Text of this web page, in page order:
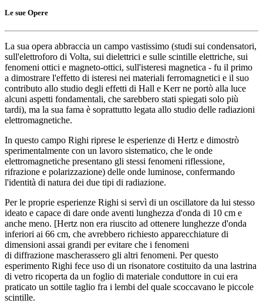
Le sue Opere
La sua opera abbraccia un campo vastissimo (studi sui condensatori,
sull'elettroforo di Volta, sui dielettrici e sulle scintille elettriche, sui
fenomeni ottici e magneto-ottici, sull'isteresi magnetica - fu il primo
a dimostrare l'effetto di isteresi nei materiali ferromagnetici e il suo
contributo allo studio degli effetti di Hall e Kerr ne portò alla luce
alcuni aspetti fondamentali, che sarebbero stati spiegati solo più
tardi), ma la sua fama è soprattutto legata allo studio delle radiazioni
elettromagnetiche.
In questo campo Righi riprese le esperienze di Hertz e dimostrò
sperimentalmente con un lavoro sistematico, che le onde
elettromagnetiche presentano gli stessi fenomeni riflessione,
rifrazione e polarizzazione) delle onde luminose, confermando
l'identità di natura dei due tipi di radiazione.
Per le proprie esperienze Righi si servì di un oscillatore da lui stesso
ideato e capace di dare onde aventi lunghezza d'onda di 10 cm e
anche meno. [Hertz non era riuscito ad ottenere lunghezze d'onda
inferiori ai 66 cm, che avrebbero richiesto apparecchiature di
dimensioni assai grandi per evitare che i fenomeni
di diffrazione mascherassero gli altri fenomeni. Per questo
esperimento Righi fece uso di un risonatore costituito da una lastrina
di vetro ricoperta da un foglio di materiale conduttore in cui era
praticato un sottile taglio fra i lembi del quale scoccavano le piccole
scintille.